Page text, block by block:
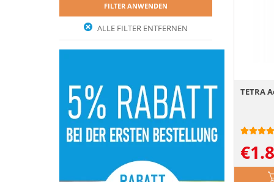
FILTER ANWENDEN
ALLE FILTER ENTFERNEN
TETRA
€